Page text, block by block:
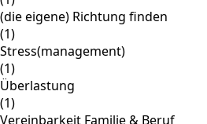
(die eigene) Richtung finden
(1)
Stress(management)
(1)
Überlastung
(1)
Vereinbarkeit Familie & Beruf